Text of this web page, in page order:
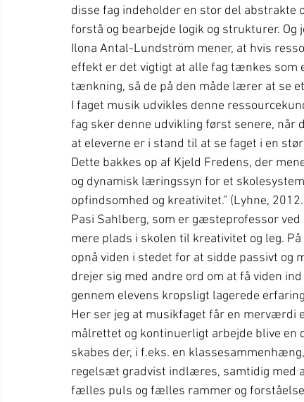
disse fag indeholder en stor del abstrakte
forstå og bearbejde logik og strukturer.
Ilona Antal-Lundström mener, at hvis
effekt er det vigtigt at alle fag tænkes som
tænkning, så de på den måde lærer at se
I faget musik udvikles denne
fag sker denne udvikling først senere,
at eleverne er i stand til at se faget i en
Dette bakkes op af Kjeld Fredens, der
og dynamisk læringssyn for et
opfindsomhed og kreativitet.” (Lyhne,
Pasi Sahlberg, som er gæsteprofessor
mere plads i skolen til kreativitet og leg.
opnå viden i stedet for at sidde passivt og
drejer sig med andre ord om at få viden
gennem elevens kropsligt lagerede
Her ser jeg at musikfaget får en merværdi
målrettet og kontinuerligt arbejde blive en
skabes der, i f.eks. en
regelsæt gradvist indlæres, samtidig med
fælles puls og fælles rammer og